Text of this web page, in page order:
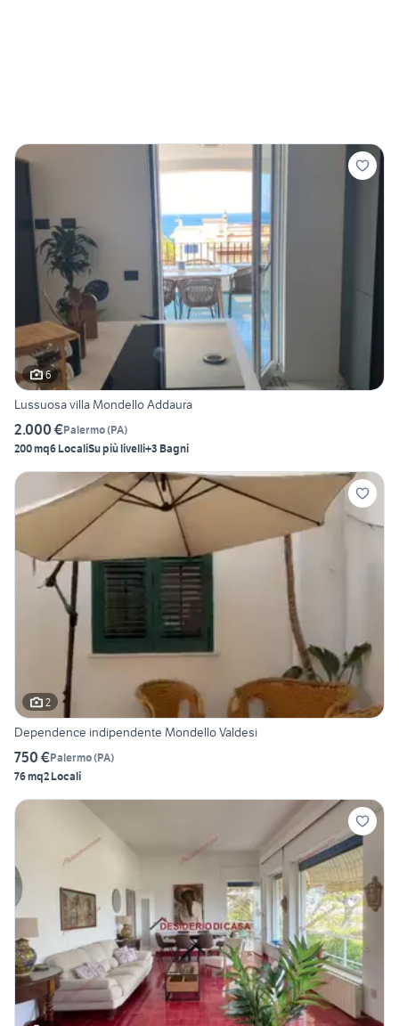
6
Lussuosa villa Mondello Addaura
2.000 €Palermo(PA)
200 mq6 LocaliSu più livelli+3 Bagni
2
Dependence indipendente Mondello Valdesi
750 €Palermo(PA)
76 mq2 Locali